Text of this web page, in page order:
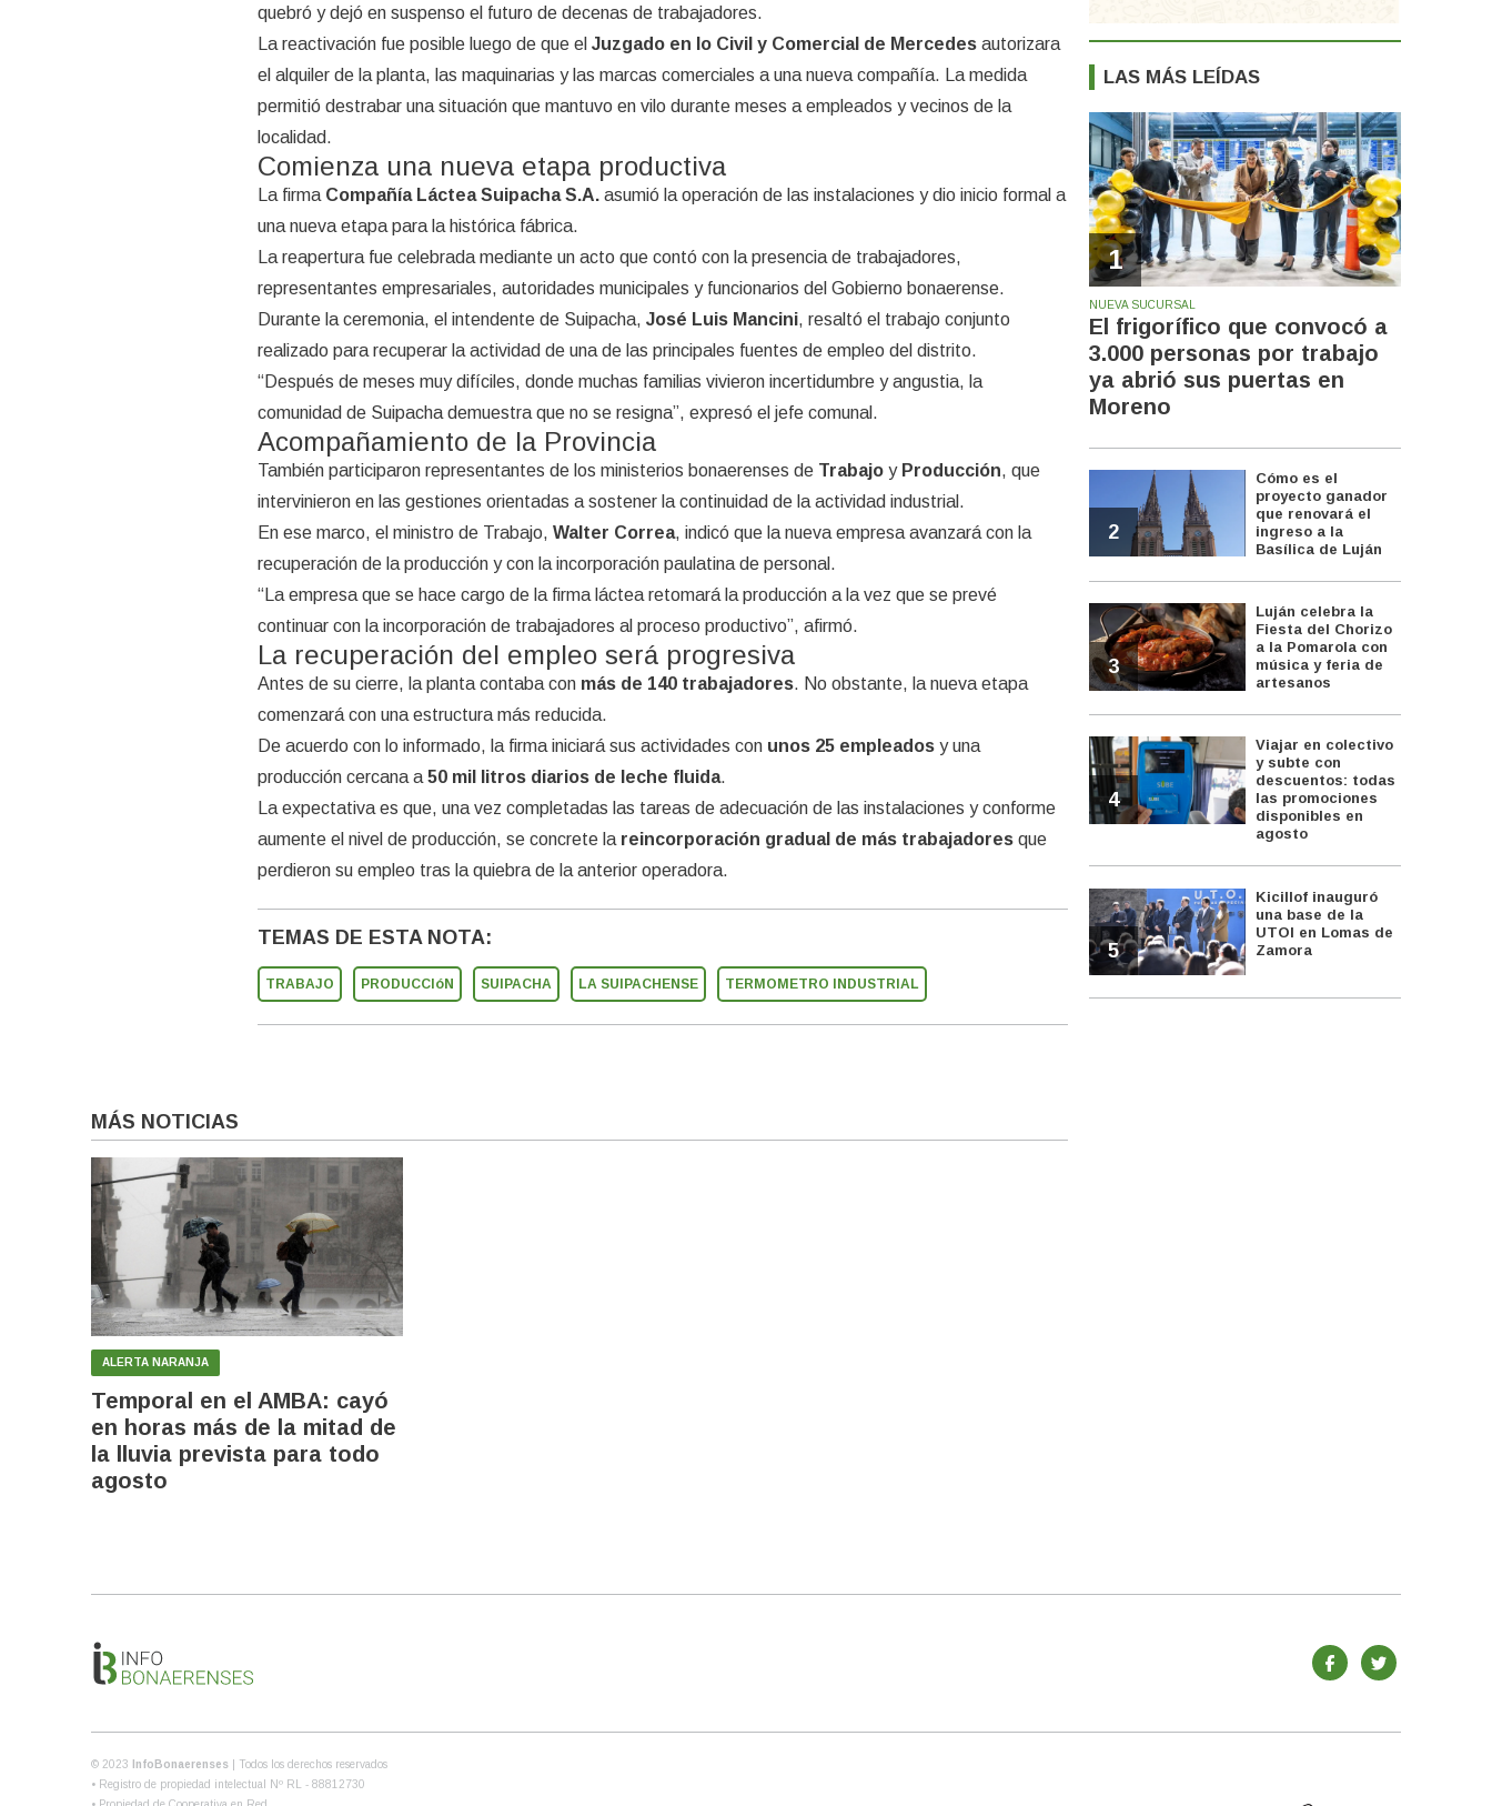
quebró y dejó en suspenso el futuro de decenas de trabajadores.
La reactivación fue posible luego de que el Juzgado en lo Civil y Comercial de Mercedesautorizara
el alquiler de la planta, las maquinarias y las marcas comerciales a una nueva compañía. La medida
permitió destrabar una situación que mantuvo en vilo durante meses a empleados y vecinos de la
localidad.
Comienza una nueva etapa productiva
La firma Compañía Láctea Suipacha S.A.asumió la operación de las instalaciones y dio inicio formal a
una nueva etapa para la histórica fábrica.
La reapertura fue celebrada mediante un acto que contó con la presencia de trabajadores,
representantes empresariales, autoridades municipales y funcionarios del Gobierno bonaerense.
Durante la ceremonia, el intendente de Suipacha, José Luis Mancini, resaltó el trabajo conjunto
realizado para recuperar la actividad de una de las principales fuentes de empleo del distrito.
“Después de meses muy difíciles, donde muchas familias vivieron incertidumbre y angustia, la
comunidad de Suipacha demuestra que no se resigna”, expresó el jefe comunal.
Acompañamiento de la Provincia
También participaron representantes de los ministerios bonaerenses de Trabajoy Producción, que
intervinieron en las gestiones orientadas a sostener la continuidad de la actividad industrial.
En ese marco, el ministro de Trabajo, Walter Correa, indicó que la nueva empresa avanzará con la
recuperación de la producción y con la incorporación paulatina de personal.
“La empresa que se hace cargo de la firma láctea retomará la producción a la vez que se prevé
continuar con la incorporación de trabajadores al proceso productivo”, afirmó.
La recuperación del empleo será progresiva
Antes de su cierre, la planta contaba con más de 140 trabajadores. No obstante, la nueva etapa
comenzará con una estructura más reducida.
De acuerdo con lo informado, la firma iniciará sus actividades con unos 25 empleadosy una
producción cercana a 50 mil litros diarios de leche fluida.
La expectativa es que, una vez completadas las tareas de adecuación de las instalaciones y conforme
aumente el nivel de producción, se concrete la reincorporación gradual de más trabajadoresque
perdieron su empleo tras la quiebra de la anterior operadora.
TEMAS DE ESTA NOTA:
TRABAJO PRODUCCIóN SUIPACHA LA SUIPACHENSE TERMOMETRO INDUSTRIAL
MÁS NOTICIAS
ALERTA NARANJA
Temporal en el AMBA: cayó
en horas más de la mitad de
la lluvia prevista para todo
agosto
LAS MÁS LEÍDAS
1
NUEVA SUCURSAL
El frigorífico que convocó a
3.000 personas por trabajo
ya abrió sus puertas en
Moreno
2
Cómo es el
proyecto ganador
que renovará el
ingreso a la
Basílica de Luján
3
Luján celebra la
Fiesta del Chorizo
a la Pomarola con
música y feria de
artesanos
4
Viajar en colectivo
y subte con
descuentos: todas
las promociones
disponibles en
agosto
5
Kicillof inauguró
una base de la
UTOI en Lomas de
Zamora
© 2023 InfoBonaerenses
| Todos los derechos reservados
• Registro de propiedad intelectual Nº RL - 88812730